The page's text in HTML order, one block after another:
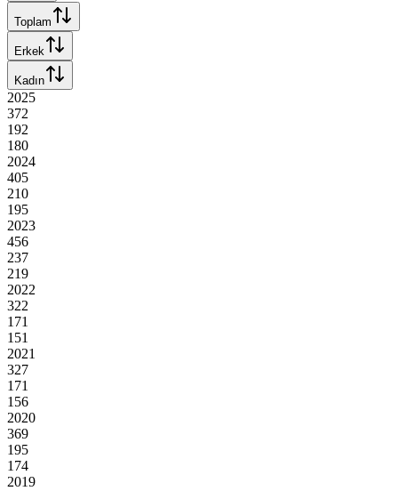
Toplam
Erkek
Kadın
2025
372
192
180
2024
405
210
195
2023
456
237
219
2022
322
171
151
2021
327
171
156
2020
369
195
174
2019